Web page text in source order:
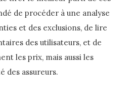
de procéder à une analyse
et des exclusions, de lire
des utilisateurs, et de
les prix, mais aussi les
des assureurs.